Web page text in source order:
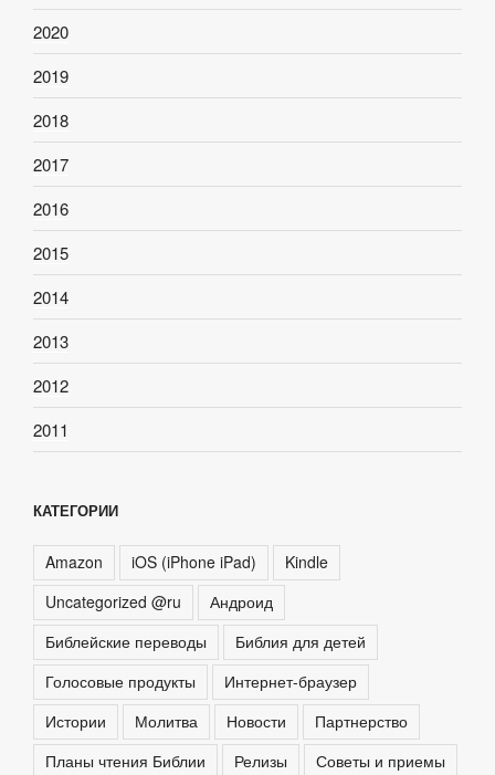
2020
2019
2018
2017
2016
2015
2014
2013
2012
2011
КАТЕГОРИИ
Amazon iOS (iPhone iPad)
Kindle
Uncategorized @ru
Андроид
Библейские переводы
Библия для детей
Голосовые продукты
Интернет-браузер
Истории
Молитва Новости
Партнерство
Планы чтения Библии
Релизы
Советы и приемы